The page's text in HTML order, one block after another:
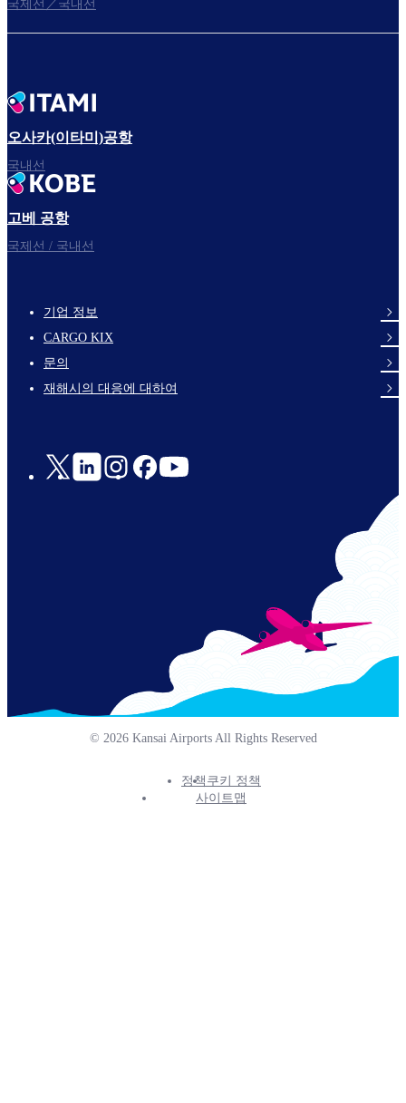
자, 출발!
국제선／국내선
오사카(이타미)공항
국내선
고베 공항
국제선 / 국내선
footer-
links-
en-
기업 정보
CARGO KIX
문의
재해시의 대응에 대하여
Social
© 2026 Kansai Airports All Rights Reserved
Footer
정책 쿠키 정책
사이트맵